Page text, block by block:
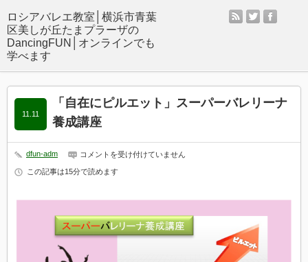
rss twitter
「自在にピルエット」スーパーバレリーナ
養成講座
11.11
dfun-adm
「自
に
ッ
ト」
ス
パ
コメントを受け付けていません
この記事は15分で読めます